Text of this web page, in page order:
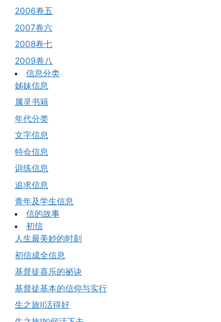
2006卷五
2007卷六
2008卷七
2009卷八
信息分类
姊妹信息
属灵书籍
年代分类
文字信息
特会信息
训练信息
追求信息
青年及学生信息
信的故事
初信
人生最美妙的时刻
初信成全信息
基督徒喜乐的祕诀
基督徒基本的信仰与实行
生之旅Ⅱ活得好